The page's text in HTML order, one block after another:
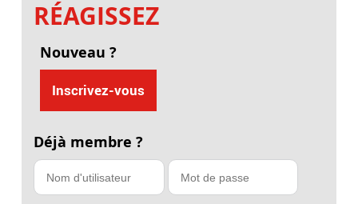
RÉAGISSEZ
Nouveau ?
Inscrivez-vous
Déjà membre ?